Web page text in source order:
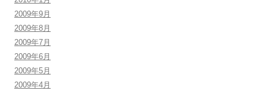
2009年9月
2009年8月
2009年7月
2009年6月
2009年5月
2009年4月